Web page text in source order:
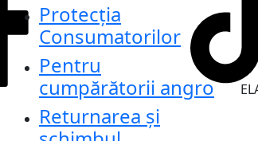
Protecţia
Consumatorilor
Pentru
cumpărătorii angro
Returnarea și